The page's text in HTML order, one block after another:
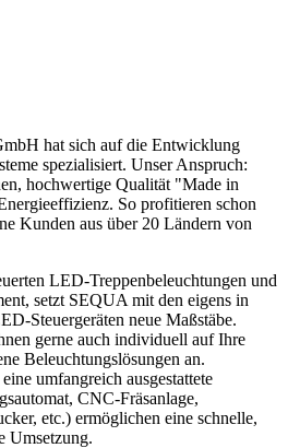
hat sich auf die Entwicklung
spezialisiert. Unser Anspruch:
hochwertige Qualität "Made in
So profitieren schon
Kunden aus über 20 Ländern von
LED-Treppenbeleuchtungen und
setzt SEQUA mit den eigens in
Steuergeräten neue Maßstäbe.
gerne auch individuell auf Ihre
Beleuchtungslösungen an.
umfangreich ausgestattete
CNC-Fräsanlage,
etc.) ermöglichen eine schnelle,
Umsetzung.